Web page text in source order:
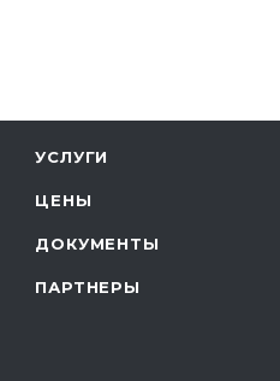
УСЛУГИ
ЦЕНЫ
ДОКУМЕНТЫ
ПАРТНЕРЫ